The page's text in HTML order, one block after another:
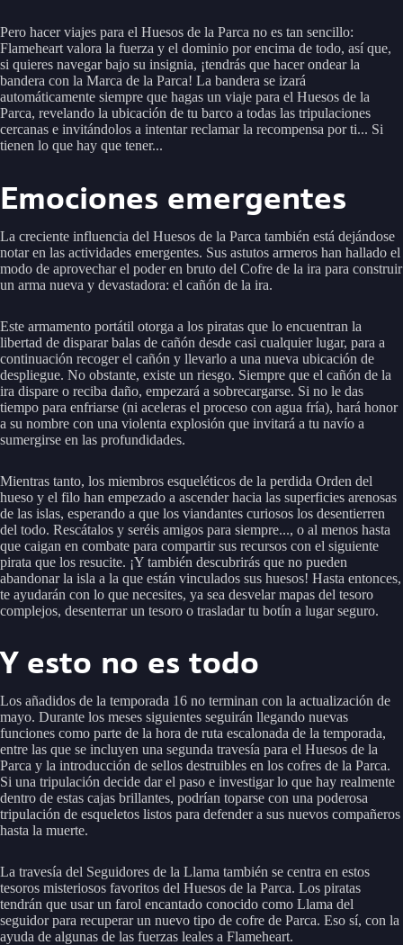
Pero hacer viajes para el Huesos de la Parca no es tan sencillo:
Flameheart valora la fuerza y el dominio por encima de todo, así que,
si quieres navegar bajo su insignia, ¡tendrás que hacer ondear la
bandera con la Marca de la Parca! La bandera se izará
automáticamente siempre que hagas un viaje para el Huesos de la
Parca, revelando la ubicación de tu barco a todas las tripulaciones
cercanas e invitándolos a intentar reclamar la recompensa por ti... Si
tienen lo que hay que tener...
Emociones emergentes
La creciente influencia del Huesos de la Parca también está dejándose
notar en las actividades emergentes. Sus astutos armeros han hallado el
modo de aprovechar el poder en bruto del Cofre de la ira para construir
un arma nueva y devastadora: el cañón de la ira.
Este armamento portátil otorga a los piratas que lo encuentran la
libertad de disparar balas de cañón desde casi cualquier lugar, para a
continuación recoger el cañón y llevarlo a una nueva ubicación de
despliegue. No obstante, existe un riesgo. Siempre que el cañón de la
ira dispare o reciba daño, empezará a sobrecargarse. Si no le das
tiempo para enfriarse (ni aceleras el proceso con agua fría), hará honor
a su nombre con una violenta explosión que invitará a tu navío a
sumergirse en las profundidades.
Mientras tanto, los miembros esqueléticos de la perdida Orden del
hueso y el filo han empezado a ascender hacia las superficies arenosas
de las islas, esperando a que los viandantes curiosos los desentierren
del todo. Rescátalos y seréis amigos para siempre..., o al menos hasta
que caigan en combate para compartir sus recursos con el siguiente
pirata que los resucite. ¡Y también descubrirás que no pueden
abandonar la isla a la que están vinculados sus huesos! Hasta entonces,
te ayudarán con lo que necesites, ya sea desvelar mapas del tesoro
complejos, desenterrar un tesoro o trasladar tu botín a lugar seguro.
Y esto no es todo
Los añadidos de la temporada 16 no terminan con la actualización de
mayo. Durante los meses siguientes seguirán llegando nuevas
funciones como parte de la hora de ruta escalonada de la temporada,
entre las que se incluyen una segunda travesía para el Huesos de la
Parca y la introducción de sellos destruibles en los cofres de la Parca.
Si una tripulación decide dar el paso e investigar lo que hay realmente
dentro de estas cajas brillantes, podrían toparse con una poderosa
tripulación de esqueletos listos para defender a sus nuevos compañeros
hasta la muerte.
La travesía del Seguidores de la Llama también se centra en estos
tesoros misteriosos favoritos del Huesos de la Parca. Los piratas
tendrán que usar un farol encantado conocido como Llama del
seguidor para recuperar un nuevo tipo de cofre de Parca. Eso sí, con la
ayuda de algunas de las fuerzas leales a Flameheart.